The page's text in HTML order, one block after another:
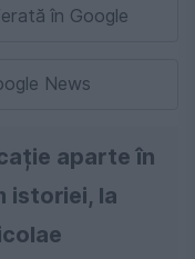
în Google
News
aparte în
istoriei, la